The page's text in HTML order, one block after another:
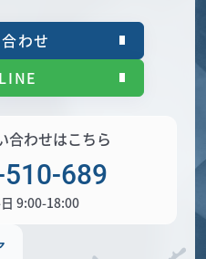
わせ
合わせはこちら
689
9:00-18:00